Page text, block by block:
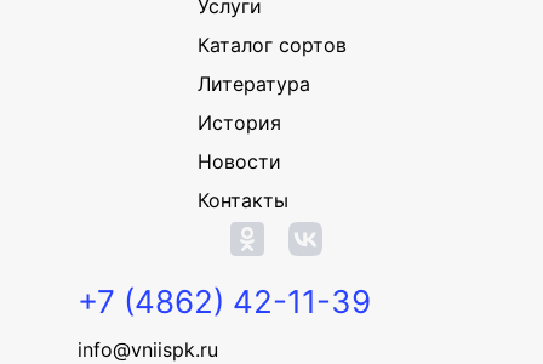
Услуги
Каталог сортов
Литература
История
Новости
Контакты
+7 (4862) 42-11-39
info@vniispk.ru